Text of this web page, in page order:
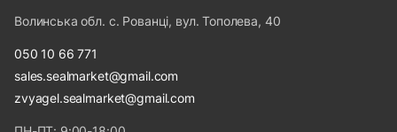
Волинська обл. с. Рованці, вул. Тополева, 40
050 10 66 771
sales.sealmarket@gmail.com
zvyagel.sealmarket@gmail.com